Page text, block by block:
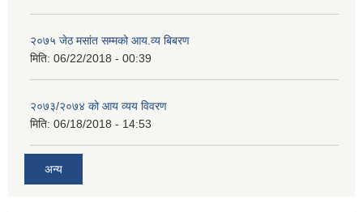
२०७५ जेठ मसांत सम्मको आय.व्य बिबरण
मिति: 06/22/2018 - 00:39
२०७३/२०७४ को आय व्यय विवरण
मिति: 06/18/2018 - 14:53
अन्य